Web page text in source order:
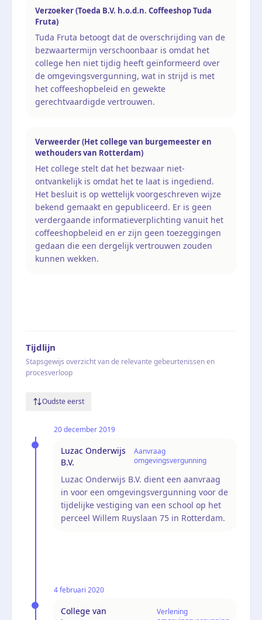
Verzoeker (Toeda B.V. h.o.d.n. Coffeeshop Tuda
Fruta)
Tuda Fruta betoogt dat de overschrijding van de
bezwaartermijn verschoonbaar is omdat het
college hen niet tijdig heeft geïnformeerd over
de omgevingsvergunning, wat in strijd is met
het coffeeshopbeleid en gewekte
gerechtvaardigde vertrouwen.
Verweerder (Het college van burgemeester en
wethouders van Rotterdam)
Het college stelt dat het bezwaar niet-
ontvankelijk is omdat het te laat is ingediend.
Het besluit is op wettelijk voorgeschreven wijze
bekend gemaakt en gepubliceerd. Er is geen
verdergaande informatieverplichting vanuit het
coffeeshopbeleid en er zijn geen toezeggingen
gedaan die een dergelijk vertrouwen zouden
kunnen wekken.
Tijdlijn
Stapsgewijs overzicht van de relevante gebeurtenissen en
procesverloop
Oudste eerst
20 december 2019
Luzac Onderwijs
B.V.
Aanvraag
omgevingsvergunning
Luzac Onderwijs B.V. dient een aanvraag
in voor een omgevingsvergunning voor de
tijdelijke vestiging van een school op het
perceel Willem Ruyslaan 75 in Rotterdam.
4 februari 2020
College van
Verlening